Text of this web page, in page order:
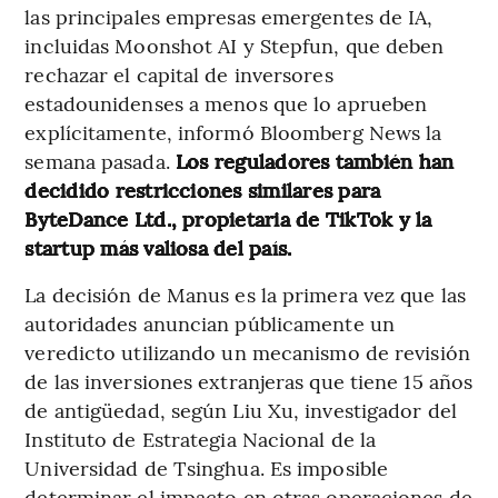
las principales empresas emergentes de IA,
incluidas Moonshot AI y Stepfun, que deben
rechazar el capital de inversores
estadounidenses a menos que lo aprueben
explícitamente, informó Bloomberg News la
semana pasada. Los reguladores también han
decidido restricciones similares para
ByteDance Ltd., propietaria de TikTok y la
startup más valiosa del país.
La decisión de Manus es la primera vez que las
autoridades anuncian públicamente un
veredicto utilizando un mecanismo de revisión
de las inversiones extranjeras que tiene 15 años
de antigüedad, según Liu Xu, investigador del
Instituto de Estrategia Nacional de la
Universidad de Tsinghua. Es imposible